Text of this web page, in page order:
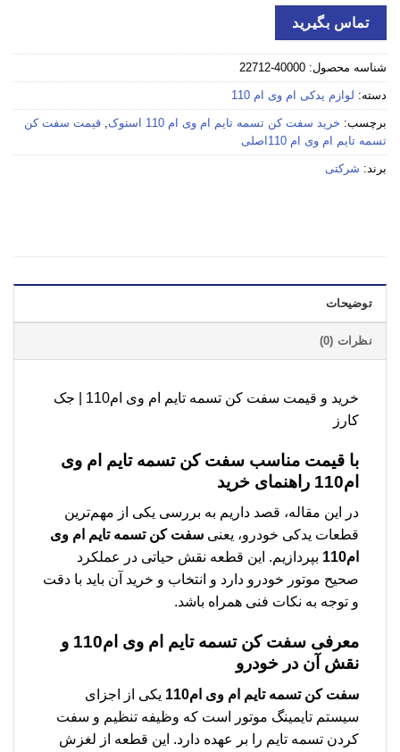
تماس بگیرید
شناسه محصول: 40000-22712
دسته: لوازم یدکی ام وی ام 110
برچسب: خرید سفت کن تسمه تایم ام وی ام 110 استوک , قیمت سفت کن
تسمه تایم ام وی ام 110اصلی
برند: شرکتی
توضیحات
نظرات (0)
خرید و قیمت سفت کن تسمه تایم ام وی ام110 | جک
کارز
با قیمت مناسب سفت کن تسمه تایم ام وی
ام110
راهنمای خرید
در این مقاله، قصد داریم به بررسی یکی از مهم‌ترین
قطعات یدکی خودرو، یعنی سفت کن تسمه تایم ام وی
ام110
بپردازیم. این قطعه نقش حیاتی در عملکرد
صحیح موتور خودرو دارد و انتخاب و خرید آن باید با دقت
و توجه به نکات فنی همراه باشد.
معرفی سفت کن تسمه تایم ام وی ام110
و
نقش آن در خودرو
سفت کن تسمه تایم ام وی ام110
یکی از اجزای
سیستم تایمینگ موتور است که وظیفه تنظیم و سفت
کردن تسمه تایم را بر عهده دارد. این قطعه از لغزش